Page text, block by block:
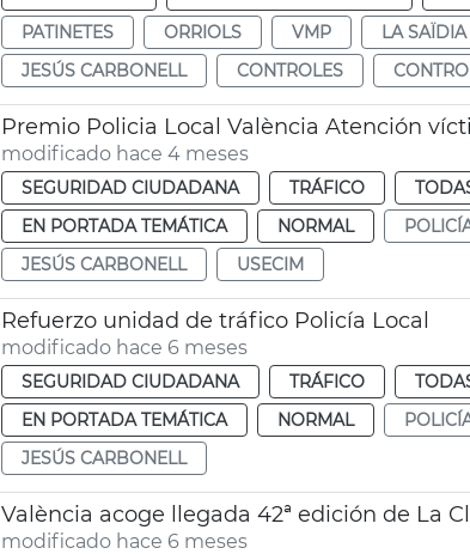
PATINETES
ORRIOLS VMP LA SAÏDIA
JESÚS CARBONELL
CONTROLES
Premio Policia Local València Atención
modificado hace 4 meses
SEGURIDAD CIUDADANA TRÁFICO
EN PORTADA TEMÁTICA
NORMAL
JESÚS CARBONELL
USECIM
Refuerzo unidad de tráfico Policía Local
modificado hace 6 meses
SEGURIDAD CIUDADANA TRÁFICO
EN PORTADA TEMÁTICA
NORMAL
JESÚS CARBONELL
València acoge llegada 42ª edición de La
modificado hace 6 meses